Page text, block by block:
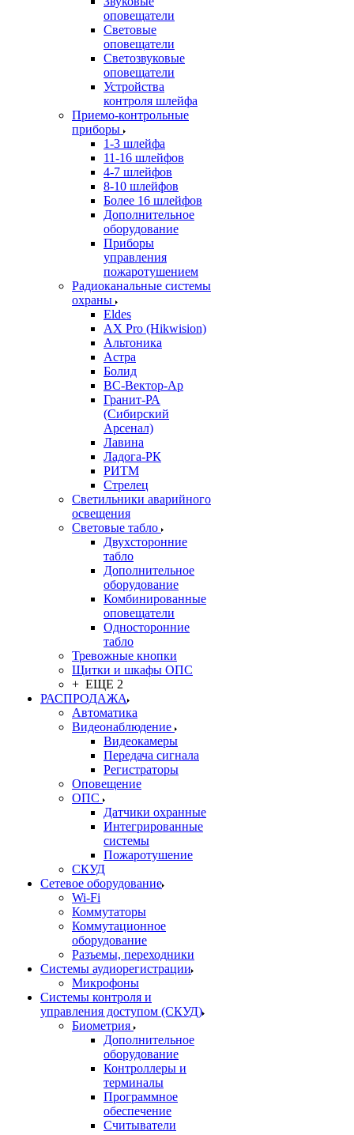
оповещатели
Световые
оповещатели
Светозвуковые
оповещатели
Устройства
контроля шлейфа
Приемо-контрольные
приборы
1-3 шлейфа
11-16 шлейфов
4-7 шлейфов
8-10 шлейфов
Более 16 шлейфов
Дополнительное
оборудование
Приборы
управления
пожаротушением
Радиоканальные системы
охраны
Eldes
AX Pro (Hikwision)
Альтоника
Астра
Болид
ВС-Вектор-Ар
Гранит-РА
(Сибирский
Арсенал)
Лавина
Ладога-РК
РИТМ
Стрелец
Светильники аварийного
освещения
Световые табло
Двухсторонние
табло
Дополнительное
оборудование
Комбинированные
оповещатели
Односторонние
табло
Тревожные кнопки
Щитки и шкафы ОПС
+ ЕЩЕ 2
РАСПРОДАЖА
Автоматика
Видеонаблюдение
Видеокамеры
Передача сигнала
Регистраторы
Оповещение
ОПС
Датчики охранные
Интегрированные
системы
Пожаротушение
СКУД
Сетевое оборудование
Wi-Fi
Коммутаторы
Коммутационное
оборудование
Разъемы, переходники
Системы аудиорегистрации
Микрофоны
Системы контроля и
управления доступом (СКУД)
Биометрия
Дополнительное
оборудование
Контроллеры и
терминалы
Программное
обеспечение
Считыватели